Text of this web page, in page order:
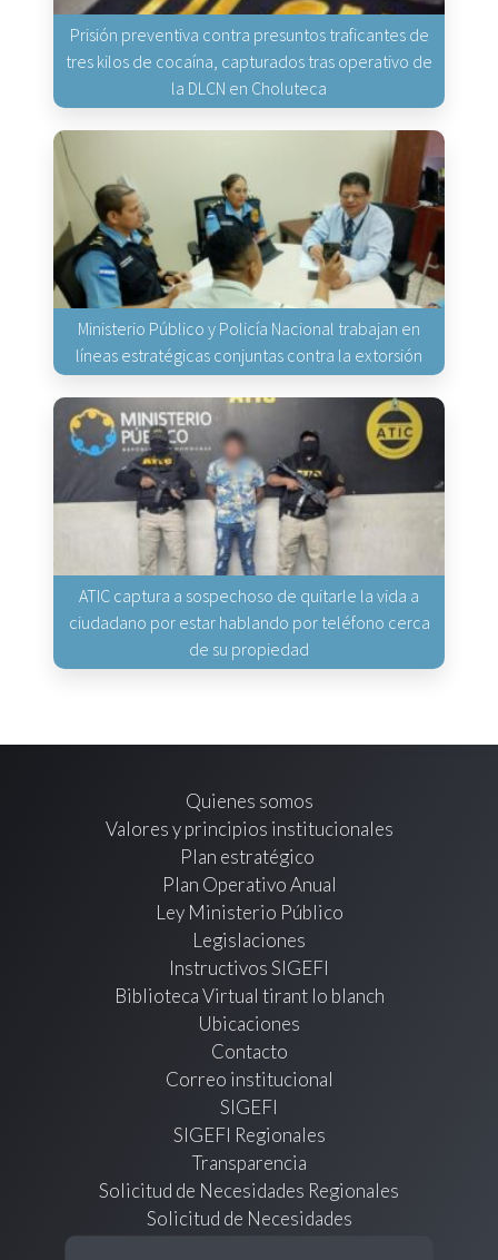
Prisión preventiva contra presuntos traficantes de
tres kilos de cocaína, capturados tras operativo de
la DLCN en Choluteca
Ministerio Público y Policía Nacional trabajan en
líneas estratégicas conjuntas contra la extorsión
ATIC captura a sospechoso de quitarle la vida a
ciudadano por estar hablando por teléfono cerca
de su propiedad
Quienes somos
Valores y principios institucionales
Plan estratégico
Plan Operativo Anual
Ley Ministerio Público
Legislaciones
Instructivos SIGEFI
Biblioteca Virtual tirant lo blanch
Ubicaciones
Contacto
Correo institucional
SIGEFI
SIGEFI Regionales
Transparencia
Solicitud de Necesidades Regionales
Solicitud de Necesidades